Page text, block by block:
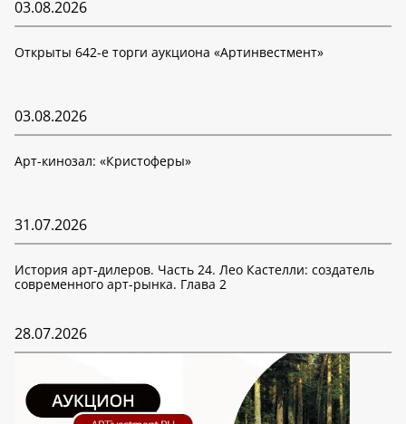
03.08.2026
Открыты 642-е торги аукциона «Артинвестмент»
03.08.2026
Арт-кинозал: «Кристоферы»
31.07.2026
История арт-дилеров. Часть 24. Лео Кастелли: создатель
современного арт-рынка. Глава 2
28.07.2026